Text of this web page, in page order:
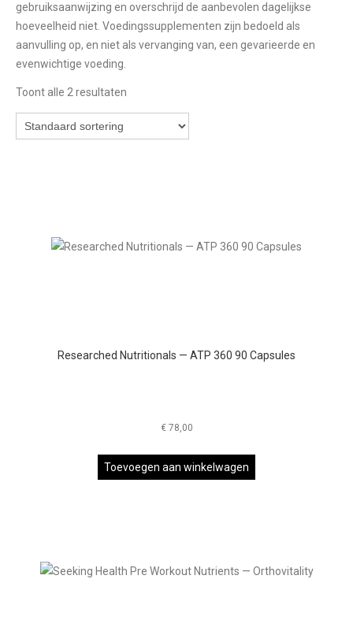
gebruiksaanwijzing en overschrijd de aanbevolen dagelijkse
hoeveelheid niet. Voedingssupplementen zijn bedoeld als
aanvulling op, en niet als vervanging van, een gevarieerde en
evenwichtige voeding.
Toont alle 2 resultaten
Researched Nutritionals — ATP 360 90 Capsules
€78,00
Toevoegen aan winkelwagen